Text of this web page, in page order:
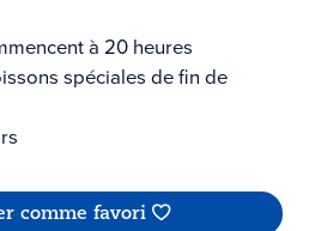
à 20 heures
spéciales de fin de
comme favori